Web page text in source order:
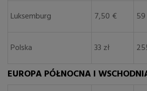
Luksemburg
7,50 €
Polska
33 zł
EUROPA PÓŁNOCNA I